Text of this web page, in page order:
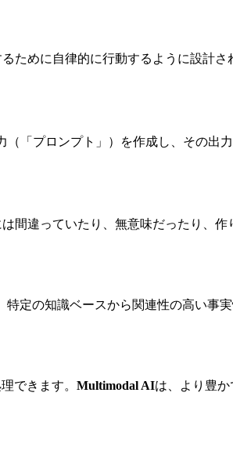
ために自律的に行動するように設計
「プロンプト」）を作成し、その出
間違っていたり、無意味だったり、
定の知識ベースから関連性の高い事
できます。 Multimodal AIは、より豊